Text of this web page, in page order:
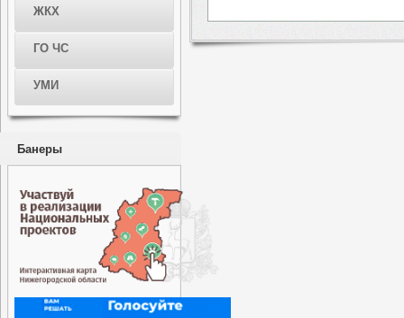
ЖКХ
ГО ЧС
УМИ
Банеры